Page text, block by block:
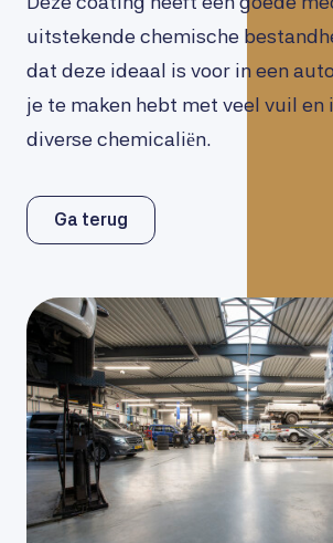
uitstekende chemische
dat deze ideaal is voor in een
je te maken hebt met veel vuil en
diverse chemicaliën.
Ga terug